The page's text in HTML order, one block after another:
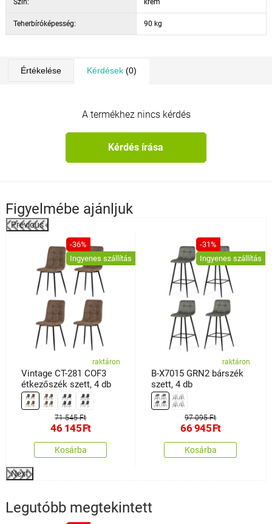
Teherbíróképesség: 90 kg
Értékelése Kérdések(0)
A termékhez nincs kérdés
Kérdés írása
Figyelmébe ajánljuk
Previous
-36%
Ingyenes szállítás
raktáron
Vintage CT-281 COF3
étkezőszék szett, 4 db
71 545 Ft
46 145Ft
Kosárba
-31%
Ingyenes szállítás
raktáron
B-X7015 GRN2 bárszék
szett, 4 db
97 095 Ft
66 945Ft
Kosárba
Next
Legutóbb megtekintett